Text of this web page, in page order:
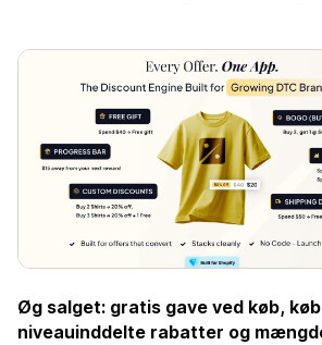
Øg salget: gratis gave ved køb, køb
niveauinddelte rabatter og